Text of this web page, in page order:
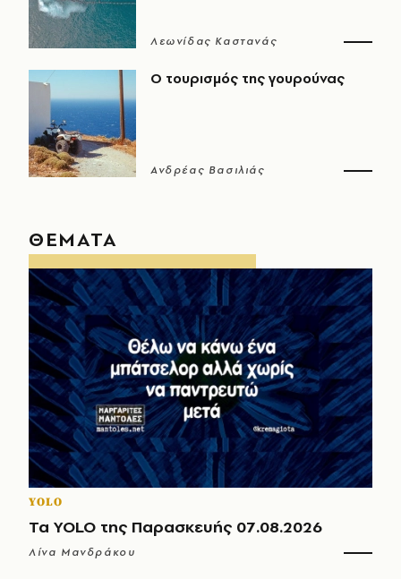
Λεωνίδας Καστανάς
Ο τουρισμός της γουρούνας
Ανδρέας Βασιλιάς
ΘΕΜΑΤΑ
YOLO
Τα YOLO της Παρασκευής 07.08.2026
Λίνα Μανδράκου